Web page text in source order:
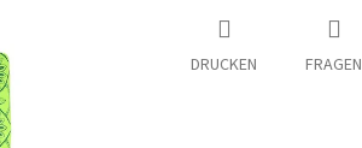
DRUCKEN FRAGEN